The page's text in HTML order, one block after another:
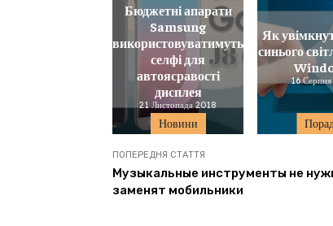
Новини
Бюджетні апарати
Samsung
використовуватимуть
селфі для
автоясравості
дисплея
21 Листопада 2018
Як
синього
16
ПОПЕРЕДНЯ СТАТТЯ
Музыкальные инструменты не
заменят мобильники